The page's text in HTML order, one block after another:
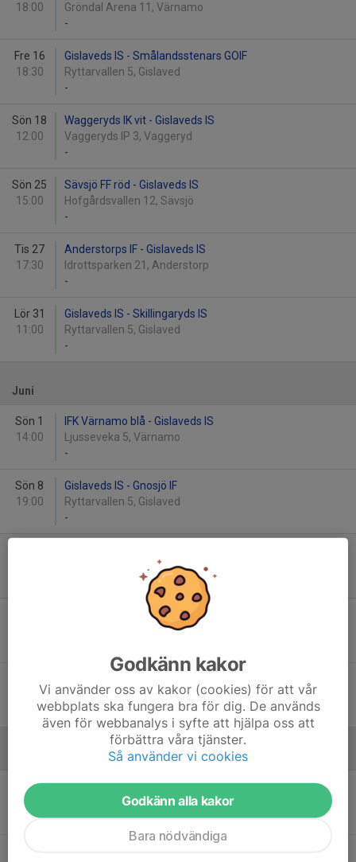
18:00
Gröndal Arena 11, Värnamo
-
Fre 16
18:30
Gislaveds IS - Smålandsstenars GOIF
Ryttarvallen 5, Gislaved
-
Sön 18
12:00
Waggeryds IK vit - Gislaveds IS
Vaggeryds IP 3, Vaggeryd
-
Sön 25
15:00
Sävsjö FF röd - Gislaveds IS
Hofgårdsvallen 12, Sävsjö
-
Tis 27
17:30
Anderstorps IF - Gislaveds IS
Idrottsparken 21, Anderstorp
-
Lör 31
11:00
Gislaveds IS - Skillingaryds IS
Ryttarvallen 5, Gislaved
-
Juni
Sön 1
14:00
IFK Värnamo blå - Gislaveds IS
Ljusseveka 5, Värnamo
-
Sön 8
19:00
Gislaveds IS - Gnosjö IF
Ryttarvallen 5, Gislaved
-
Granbacken 3, Burseryd
Reftele GOIF - Gislaveds IS
Rönneljung 3, Reftele
18:00
Gröndal Arena 11, Värnamo
-
Ons 13
19:00
Gislaveds IS - Waggeryds IK blå
Ryttarvallen 5, Gislaved
-
Godkänn kakor
Vi använder oss av kakor (cookies) för att vår
webbplats ska fungera bra för dig. De används
även för webbanalys i syfte att hjälpa oss att
förbättra våra tjänster.
Så använder vi cookies
Godkänn alla kakor
Bara nödvändiga